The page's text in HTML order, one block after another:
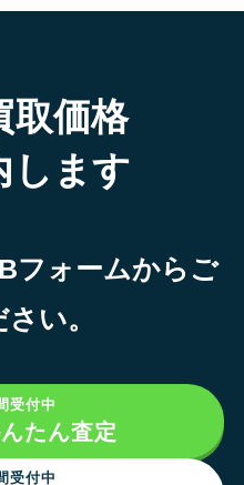
取価格
します
フォームからご
い。
受付中
たん査定
受付中